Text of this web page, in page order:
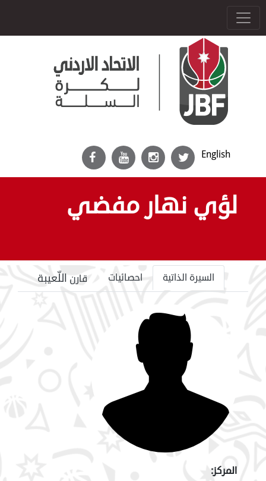
English
لؤي نهار مفضي
السيرة الذاتية احصائيات قارن اللّعيبة
المركز: